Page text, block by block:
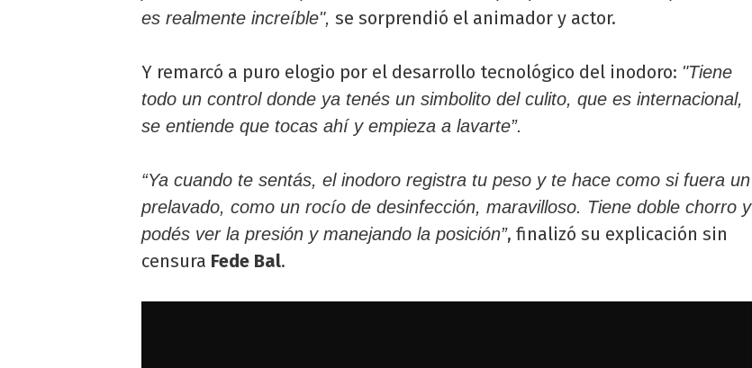
es realmente increíble", se sorprendió el animador y actor.
Y remarcó a puro elogio por el desarrollo tecnológico del inodoro: "Tiene
todo un control donde ya tenés un simbolito del culito, que es internacional,
se entiende que tocas ahí y empieza a lavarte”.
“Ya cuando te sentás, el inodoro registra tu peso y te hace como si fuera un
prelavado, como un rocío de desinfección, maravilloso. Tiene doble chorro y
podés ver la presión y manejando la posición”, finalizó su explicación sin
censura Fede Bal.